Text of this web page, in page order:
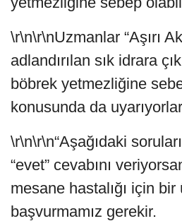
\r\n\r\nUzmanlar “Aşırı
adlandırılan sık idrara
böbrek yetmezliğine
konusunda da
\r\n\r\n“Aşağıdaki
“evet” cevabını
mesane hastalığı için
başvurmamız gerekir.